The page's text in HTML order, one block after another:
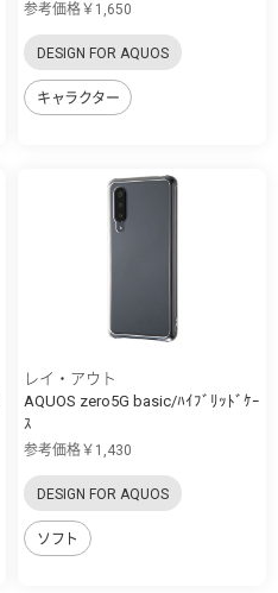
参考価格￥1,650
DESIGN FOR AQUOS
キャラクター
レイ・アウト
AQUOS zero5G basic/ﾊｲﾌﾞﾘｯﾄﾞｹｰ
ｽ
参考価格￥1,430
DESIGN FOR AQUOS
ソフト